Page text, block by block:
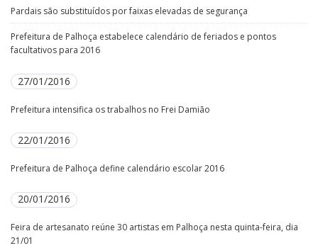
Pardais são substituídos por faixas elevadas de segurança
Prefeitura de Palhoça estabelece calendário de feriados e pontos
facultativos para 2016
27/01/2016
Prefeitura intensifica os trabalhos no Frei Damião
22/01/2016
Prefeitura de Palhoça define calendário escolar 2016
20/01/2016
Feira de artesanato reúne 30 artistas em Palhoça nesta quinta-feira, dia
21/01